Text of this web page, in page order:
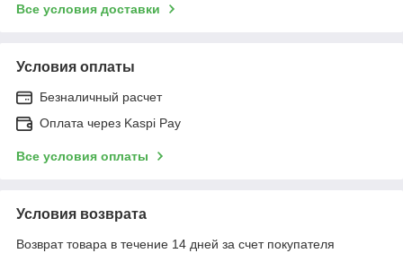
Все условия доставки
Условия оплаты
Безналичный расчет
Оплата через Kaspi Pay
Все условия оплаты
Условия возврата
Возврат товара в течение 14 дней за счет покупателя